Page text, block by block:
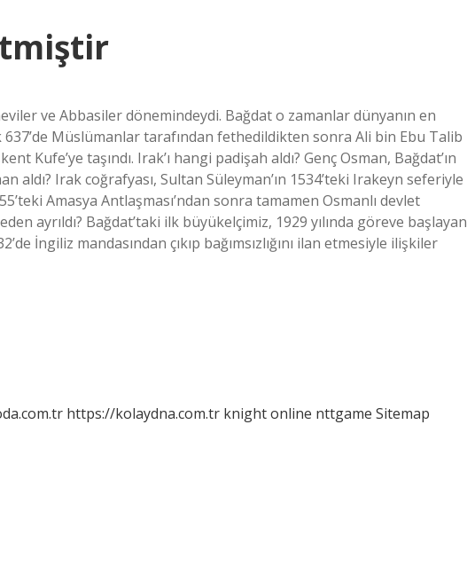
ve Abbasiler dönemindeydi. Bağdat o zamanlar dünyanın en
Müslümanlar tarafından fethedildikten sonra Ali bin Ebu Talib
Kufe’ye taşındı. Irak’ı hangi padişah aldı? Genç Osman, Bağdat’ın
aldı? Irak coğrafyası, Sultan Süleyman’ın 1534’teki Irakeyn seferiyle
Amasya Antlaşması’ndan sonra tamamen Osmanlı devlet
ayrıldı? Bağdat’taki ilk büyükelçimiz, 1929 yılında göreve başlayan
İngiliz mandasından çıkıp bağımsızlığını ilan etmesiyle ilişkiler
https://kolaydna.com.tr knight online nttgame Sitemap